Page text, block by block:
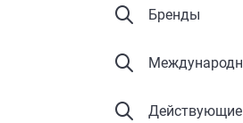
Бренды